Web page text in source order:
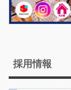
採用情報